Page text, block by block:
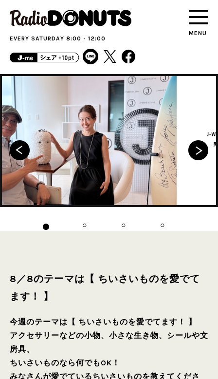
MENU
EVERY SATURDAY 8:00 - 12:00
8／8のテーマは【 ちいさいものを愛でて
ます！ 】
今週のテーマは【 ちいさいものを愛でてます！ 】
アクセサリーなどの小物、小さな生き物、シールや文
房具、
ちいさいものなら何でもOK！
みなさんが愛でているちいさいものを教えてくださ